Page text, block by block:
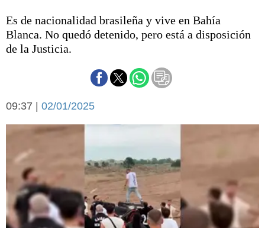
Liga del Sur
Básquetbol
Aplausos
Economía y campo
Con el campo
Sociedad y tiempo
libre
Sociedad
Tecnología
Turismo
Salud
Es viral
Es de nacionalidad brasileña y vive en Bahía
Blanca. No quedó detenido, pero está a disposición
de la Justicia.
09:37 | 02/01/2025